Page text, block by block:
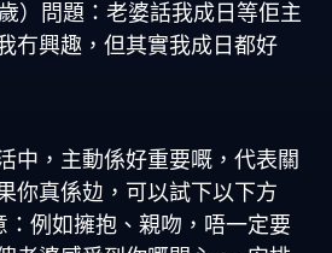
）問題：老婆話我成日等佢主
冇興趣，但其實我成日都好
中，主動係好重要嘅，代表關
你真係攰，可以試下以下方
：例如擁抱、親吻，唔一定要